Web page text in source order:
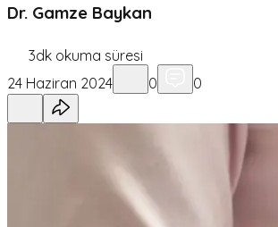
Dr. Gamze Baykan
3dk okuma süresi
24 Haziran 2024
0 0